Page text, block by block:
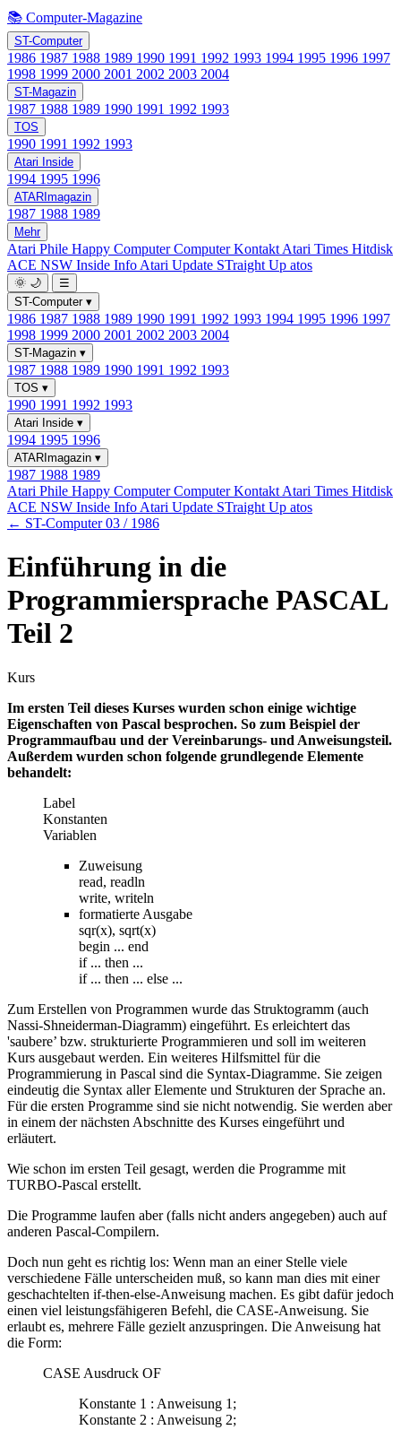
📚 Computer-Magazine
ST-Computer
1986 1987 1988 1989 1990 1991 1992 1993 1994 1995 1996 1997
1998 1999 2000 2001 2002 2003 2004
ST-Magazin
1987 1988 1989 1990 1991 1992 1993
TOS
1990 1991 1992 1993
Atari Inside
1994 1995 1996
ATARImagazin
1987 1988 1989
Mehr
Atari Phile Happy ComputerComputer Kontakt Atari Times Hitdisk
ACE NSW Inside Info Atari Update STraight Up atos
🌞 🌙
☰
ST-Computer ▾
1986 1987 1988 1989 1990 1991 1992 1993 1994 1995 1996 1997
1998 1999 2000 2001 2002 2003 2004
ST-Magazin ▾
1987 1988 1989 1990 1991 1992 1993
TOS ▾
1990 1991 1992 1993
Atari Inside ▾
1994 1995 1996
ATARImagazin ▾
1987 1988 1989
Atari Phile Happy ComputerComputer Kontakt Atari Times Hitdisk
ACE NSW Inside Info Atari Update STraight Up atos
← ST-Computer 03 / 1986
Einführung in die
Programmiersprache PASCAL
Teil 2
Kurs
Im ersten Teil dieses Kurses wurden schon einige wichtige
Eigenschaften von Pascal besprochen. So zum Beispiel der
Programmaufbau und der Vereinbarungs- und Anweisungsteil.
Außerdem wurden schon folgende grundlegende Elemente
behandelt:
Label
Konstanten
Variablen
Zuweisung
read, readln
write, writeln
formatierte Ausgabe
sqr(x), sqrt(x)
begin ... end
if ... then ...
if ... then ... else ...
Zum Erstellen von Programmen wurde das Struktogramm (auch
Nassi-Shneiderman-Diagramm) eingeführt. Es erleichtert das
'saubere’ bzw. strukturierte Programmieren und soll im weiteren
Kurs ausgebaut werden. Ein weiteres Hilfsmittel für die
Programmierung in Pascal sind die Syntax-Diagramme. Sie zeigen
eindeutig die Syntax aller Elemente und Strukturen der Sprache an.
Für die ersten Programme sind sie nicht notwendig. Sie werden aber
in einem der nächsten Abschnitte des Kurses eingeführt und
erläutert.
Wie schon im ersten Teil gesagt, werden die Programme mit
TURBO-Pascal erstellt.
Die Programme laufen aber (falls nicht anders angegeben) auch auf
anderen Pascal-Compilern.
Doch nun geht es richtig los: Wenn man an einer Stelle viele
verschiedene Fälle unterscheiden muß, so kann man dies mit einer
geschachtelten if-then-else-Anweisung machen. Es gibt dafür jedoch
einen viel leistungsfähigeren Befehl, die CASE-Anweisung. Sie
erlaubt es, mehrere Fälle gezielt anzuspringen. Die Anweisung hat
die Form:
CASE Ausdruck OF
Konstante 1 : Anweisung 1;
Konstante 2 : Anweisung 2;